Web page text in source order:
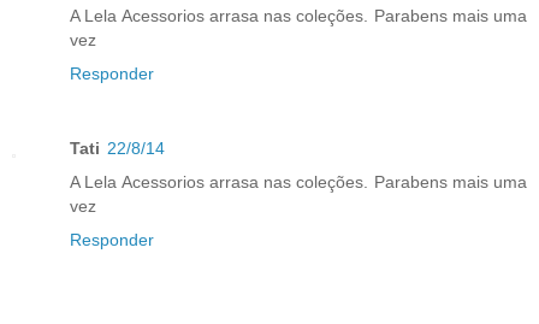
A Lela Acessorios arrasa nas coleções. Parabens mais uma
vez
Responder
Tati 22/8/14
A Lela Acessorios arrasa nas coleções. Parabens mais uma
vez
Responder